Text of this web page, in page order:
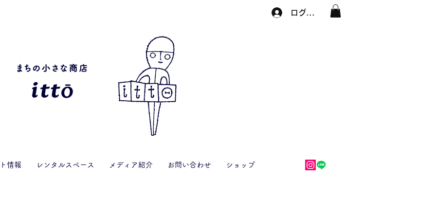
ログイン
情報 レンタルスペース メディア紹介 お問い合わせ ショップ